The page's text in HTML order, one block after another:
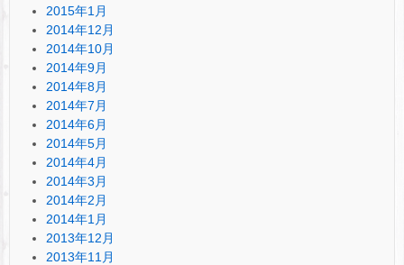
2015年1月
2014年12月
2014年10月
2014年9月
2014年8月
2014年7月
2014年6月
2014年5月
2014年4月
2014年3月
2014年2月
2014年1月
2013年12月
2013年11月